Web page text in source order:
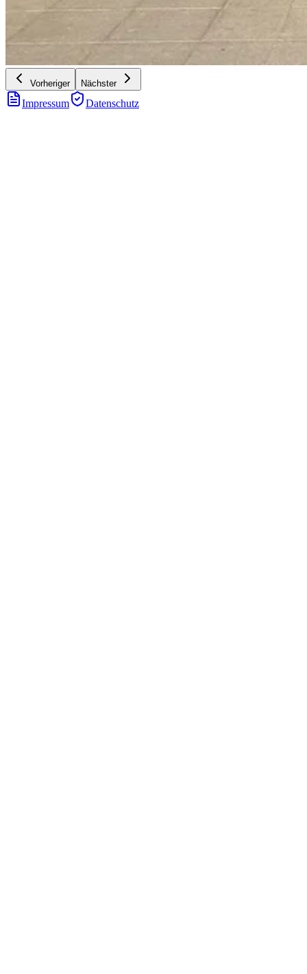
Vorheriger Nächster
Impressum Datenschutz